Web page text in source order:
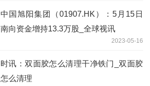
中国旭阳集团（01907.HK）：5月15日
南向资金增持13.3万股_全球视讯
2023-05-16
时讯：双面胶怎么清理干净铁门_双面胶
怎么清理